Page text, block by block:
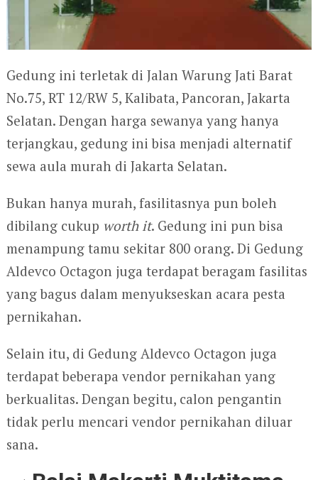
Gedung ini terletak di Jalan Warung Jati Barat
No.75, RT 12/RW 5, Kalibata, Pancoran, Jakarta
Selatan. Dengan harga sewanya yang hanya
terjangkau, gedung ini bisa menjadi alternatif
sewa aula murah di Jakarta Selatan.
Bukan hanya murah, fasilitasnya pun boleh
dibilang cukup worth it. Gedung ini pun bisa
menampung tamu sekitar 800 orang. Di Gedung
Aldevco Octagon juga terdapat beragam fasilitas
yang bagus dalam menyukseskan acara pesta
pernikahan.
Selain itu, di Gedung Aldevco Octagon juga
terdapat beberapa vendor pernikahan yang
berkualitas. Dengan begitu, calon pengantin
tidak perlu mencari vendor pernikahan diluar
sana.